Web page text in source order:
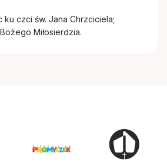
ku czci św. Jana Chrzciciela;
Miłosierdzia.